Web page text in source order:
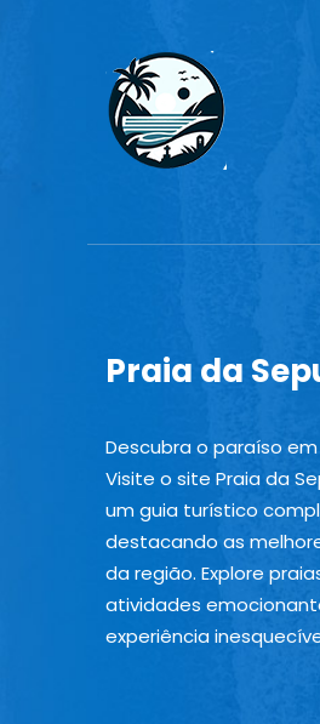
Praia da
Descubra o paraíso
Visite o site Praia da
um guia turístico
destacando as
da região. Explore
atividades
experiência